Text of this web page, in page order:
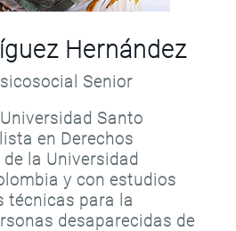
Hernández
Senior
Santo
en Derechos
la Universidad
y con estudios
técnicas para la
desaparecidas de